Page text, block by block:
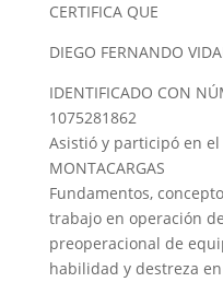
CERTIFICA QUE
DIEGO FERNANDO
IDENTIFICADO CON
1075281862
Asistió y participó en el
MONTACARGAS
Fundamentos,
trabajo en operación
preoperacional de
habilidad y destreza